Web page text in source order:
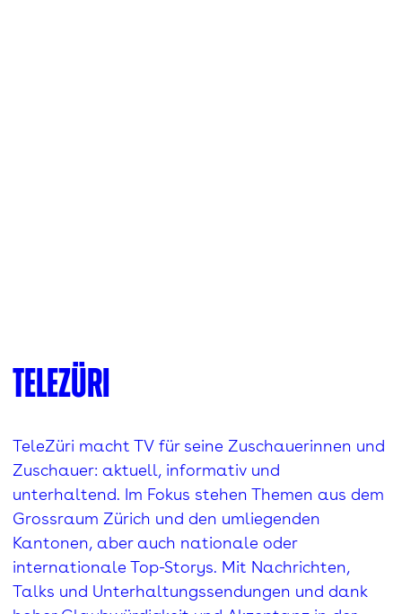
TeleZüri
TeleZüri macht TV für seine Zuschauerinnen und
Zuschauer: aktuell, informativ und
unterhaltend. Im Fokus stehen Themen aus dem
Grossraum Zürich und den umliegenden
Kantonen, aber auch nationale oder
internationale Top-Storys. Mit Nachrichten,
Talks und Unterhaltungssendungen und dank